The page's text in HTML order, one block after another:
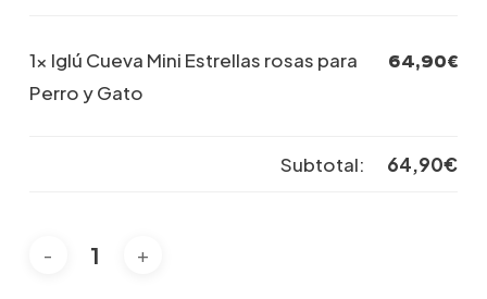
1× Iglú Cueva Mini Estrellas rosas para
Perro y Gato
64,90€
Subtotal: 64,90€